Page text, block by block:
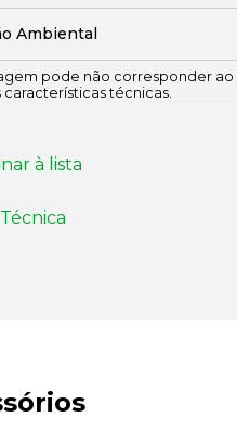
Ambiental
pode não corresponder
características técnicas.
à lista